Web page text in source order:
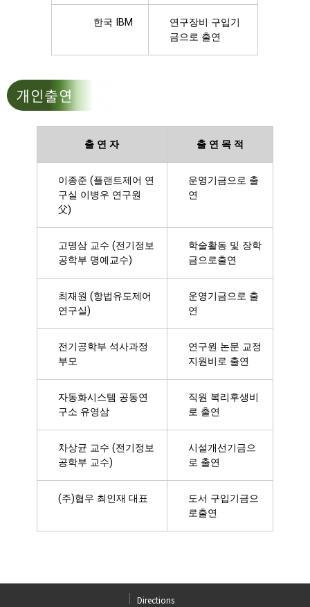
한국 IBM
연구장비 구입기
금으로 출연
출 연 자 출 연 목 적
이종준 (플랜트제어 연
구실 이병우 연구원
父)
운영기금으로 출
연
고명삼 교수 (전기정보
공학부 명예교수)
학술활동 및 장학
금으로출연
최재원 (항법유도제어
연구실)
운영기금으로 출
연
전기공학부 석사과정
부모
연구원 논문 교정
지원비로 출연
자동화시스템 공동연
구소 유영삼
직원 복리후생비
로 출연
차상균 교수 (전기정보
공학부 교수)
시설개선기금으
로 출연
(주)협우 최인재 대표
도서 구입기금으
로출연
Directions